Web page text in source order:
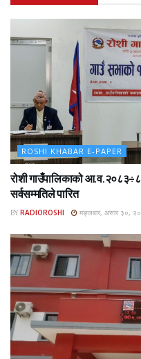
ROSHI KHABAR E-PAPER
रोशी गाउँपालिकाको
सर्वसम्मतिले पारित
BY RADIOROSHI मङ्लबार, असार ३०,